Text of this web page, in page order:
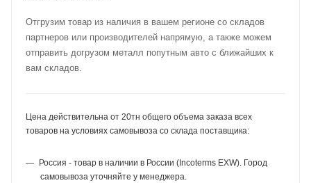
Отгрузим товар из наличия в вашем регионе со складов
партнеров или производителей напрямую, а также можем
отправить догрузом металл попутным авто с ближайших к
вам складов.
Цена действительна от 20тн общего объема заказа всех
товаров на условиях самовывоза со склада поставщика:
Россия - товар в наличии в России (Incoterms EXW). Город
самовывоза уточняйте у менеджера.